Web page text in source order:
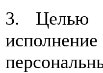
3. Целью